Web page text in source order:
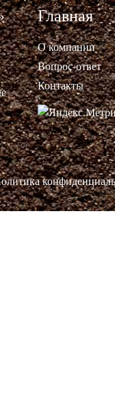
Главная
О компании
Вопрос-ответ
Контакты